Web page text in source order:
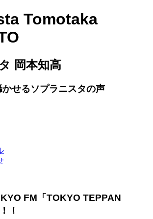
Tomotaka
岡本知高
せるソプラニスタの声
FM「TOKYO TEPPAN
！